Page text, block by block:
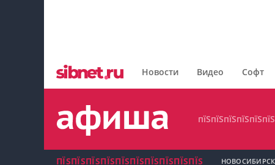
Новости Видео Софт
пїЅпїЅпїЅпїЅпїЅпїЅпїЅпїЅ
пїЅпїЅпїЅпїЅпїЅпїЅпїЅ
ПЇЅПЇЅПЇЅПЇЅПЇЅПЇЅПЇЅПЇЅПЇЅПЇЅ НОВОСИБИРСК